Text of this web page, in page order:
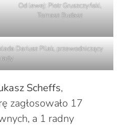
Od lewej: Piotr Gruszczyński,
Tomasz Budasz
Dariusz Pilak, przewodniczący
rady
Scheffs,
zagłosowało 17
a 1 radny